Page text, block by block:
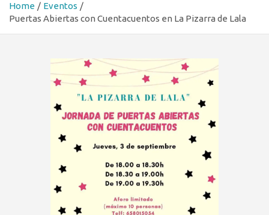
Home
Eventos
Puertas Abiertas con Cuentacuentos en La Pizarra de Lala